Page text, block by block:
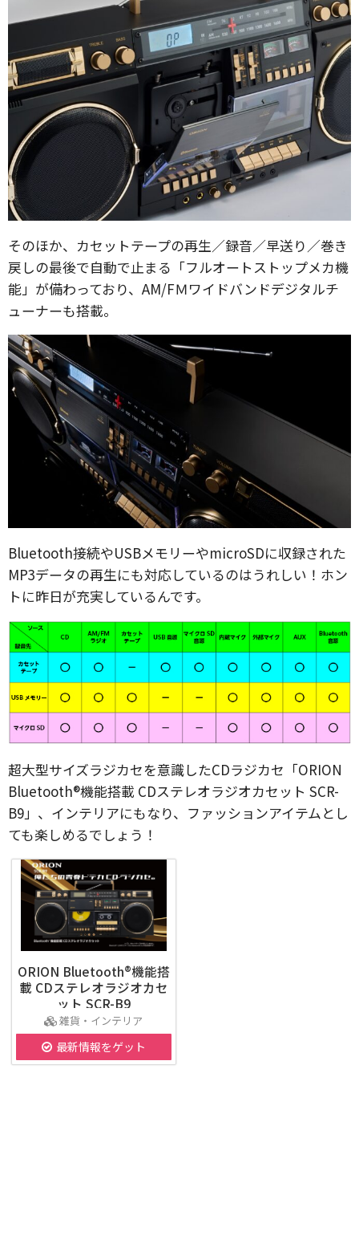
そのほか、カセットテープの再生／録音／早送り／巻き
戻しの最後で自動で止まる「フルオートストップメカ機
能」が備わっており、AM/FＭワイドバンドデジタルチ
ューナーも搭載。
Bluetooth接続やUSBメモリーやmicroSDに収録された
MP3データの再生にも対応しているのはうれしい！ホン
トに昨日が充実しているんです。
超大型サイズラジカセを意識したCDラジカセ「ORION
Bluetooth®機能搭載 CDステレオラジオカセット SCR-
B9」、インテリアにもなり、ファッションアイテムとし
ても楽しめるでしょう！
ORION Bluetooth®機能搭
載 CDステレオラジオカセ
ット SCR-B9
雑貨・インテリア
最新情報をゲット